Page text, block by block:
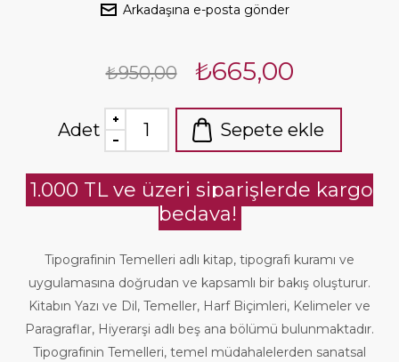
Arkadaşına e-posta gönder
₺950,00 ₺665,00
Adet Sepete ekle
1.000 TL ve üzeri siparişlerde kargo
bedava!
Tipografinin Temelleri adlı kitap, tipografi kuramı ve
uygulamasına doğrudan ve kapsamlı bir bakış oluşturur.
Kitabın Yazı ve Dil, Temeller, Harf Biçimleri, Kelimeler ve
Paragraflar, Hiyerarşi adlı beş ana bölümü bulunmaktadır.
Tipografinin Temelleri, temel müdahalelerden sanatsal